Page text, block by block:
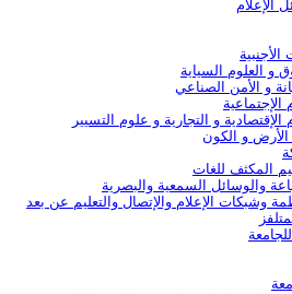
و العلوم السياية
و الأمن الصناعي
الإجتماعية
الإقتصادية و التجارية و علوم التسيير
و الكون
المكثف للغات
والوسائل السمعية والبصرية
وشبكات الإعلام والإتصال والتعليم عن بعد